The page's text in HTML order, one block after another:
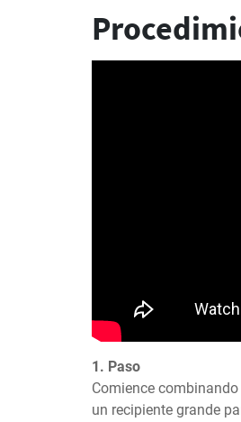
1. Paso
Comience
un recipiente grande